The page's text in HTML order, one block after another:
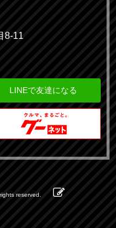
8-11
LINEで友達になる
reserved.